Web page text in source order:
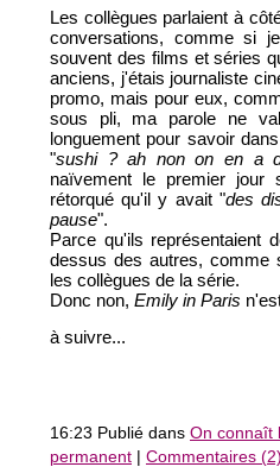
Les collègues parlaient à
conversations, comme si
souvent des films et séries
anciens, j'étais journaliste
promo, mais pour eux,
sous pli, ma parole ne
longuement pour savoir
"sushi ? ah non on en a
naïvement le premier jour
rétorqué qu'il y avait "des
pause".
Parce qu'ils représentaient
dessus des autres, comme
les collègues de la série.
Donc non, Emily in Paris
à suivre...
16:23 Publié dans On connaît
permanent
Commentaires